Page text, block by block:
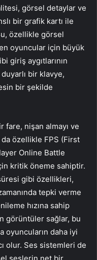
görsel detaylar ve
bir grafik kartı ile
özellikle görsel
oyuncular için büyük
giriş aygıtlarının
bir klavye,
bir şekilde
fare, nişan almayı ve
özellikle FPS (First
Online Battle
kritik öneme sahiptir.
gibi özellikleri,
tepki verme
hızına sahip
görüntüler sağlar, bu
oyuncuların daha iyi
olur. Ses sistemleri de
seslerin net bir